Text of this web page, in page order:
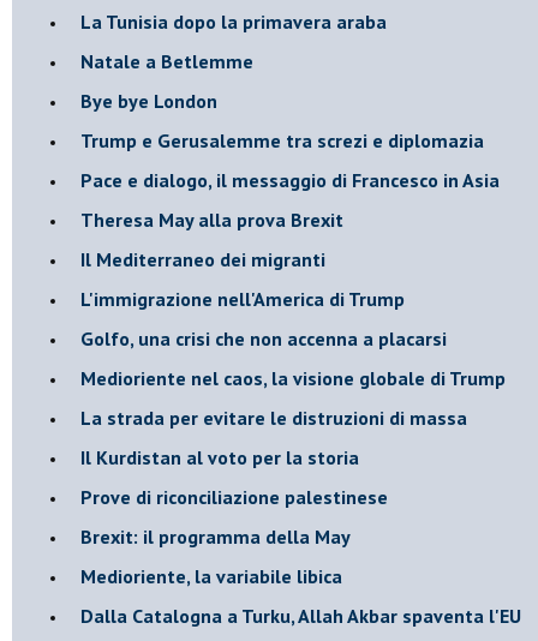
La Tunisia dopo la primavera araba
Natale a Betlemme
Bye bye London
Trump e Gerusalemme tra screzi e diplomazia
Pace e dialogo, il messaggio di Francesco in Asia
Theresa May alla prova Brexit
Il Mediterraneo dei migranti
L'immigrazione nell'America di Trump
Golfo, una crisi che non accenna a placarsi
Medioriente nel caos, la visione globale di Trump
La strada per evitare le distruzioni di massa
Il Kurdistan al voto per la storia
Prove di riconciliazione palestinese
Brexit: il programma della May
Medioriente, la variabile libica
Dalla Catalogna a Turku, Allah Akbar spaventa l'EU